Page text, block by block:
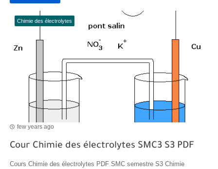
Chimie des électrolytes
few years ago
Cour Chimie des électrolytes SMC3 S3 PDF
Cours Chimie des électrolytes PDF SMC semestre S3 Chimie